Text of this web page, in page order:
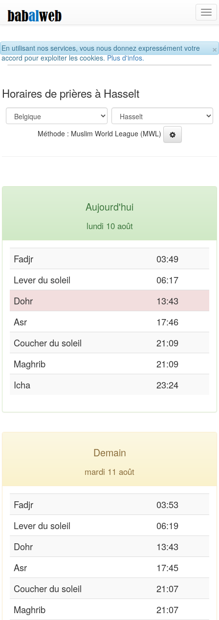
×
En utilisant nos services, vous nous donnez expressément votre
accord pour exploiter les cookies.Plus d'infos.
Horaires de prières à Hasselt
Méthode : Muslim World League (MWL)
Aujourd'hui
lundi 10 août
Fadjr
03:49
Lever du soleil
06:17
Dohr
13:43
Asr
17:46
Coucher du soleil
21:09
Maghrib
21:09
Icha
23:24
Demain
mardi 11 août
Fadjr
03:53
Lever du soleil
06:19
Dohr
13:43
Asr
17:45
Coucher du soleil
21:07
Maghrib
21:07